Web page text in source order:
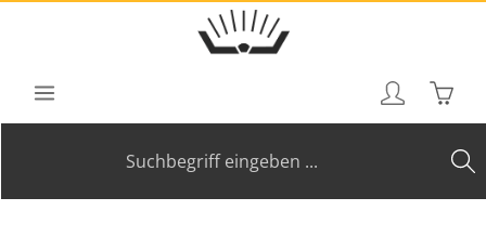
Zum Hauptinhalt springen